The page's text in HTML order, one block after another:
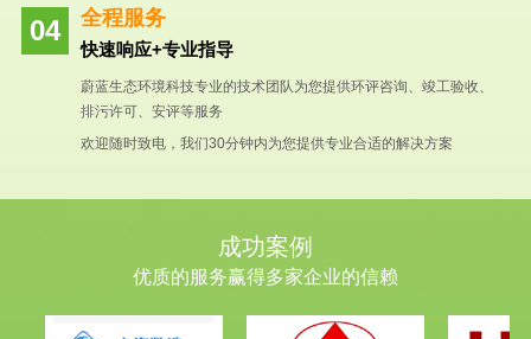
全程服务
快速响应+专业指导
蔚蓝生态环境科技专业的技术团队为您提供环评咨询、竣工验收、
排污许可、安评等服务
欢迎随时致电，我们30分钟内为您提供专业合适的解决方案
成功案例
优质的服务赢得多家企业的信赖